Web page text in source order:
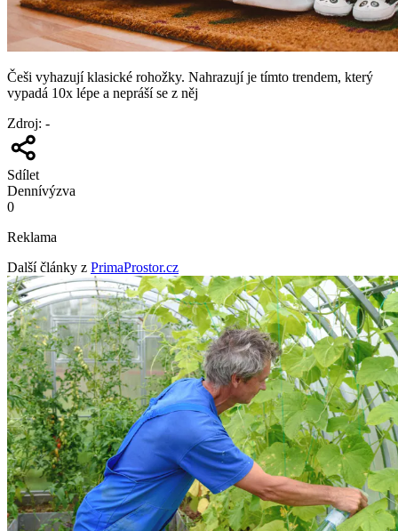
Češi vyhazují klasické rohožky. Nahrazují je tímto trendem, který
vypadá 10x lépe a nepráší se z něj
Zdroj: -
Sdílet
Dennívýzva
0
Reklama
Další články z PrimaProstor.cz